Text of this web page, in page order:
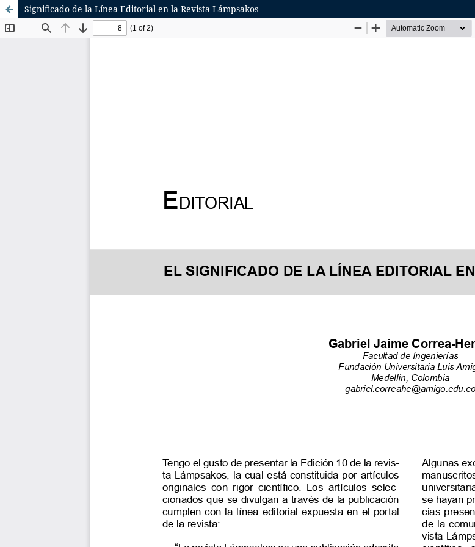
Significado de la Línea Editorial en la Revista Lámpsakos